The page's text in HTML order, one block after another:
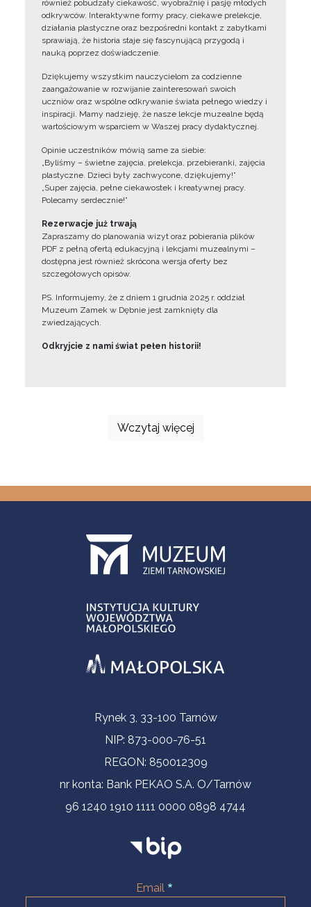
również pobudzały ciekawość, wyobraźnię i pasję młodych
odkrywców. Interaktywne formy pracy, ciekawe prelekcje,
działania plastyczne oraz bezpośredni kontakt z zabytkami
sprawiają, że historia staje się fascynującą przygodą i
nauką poprzez doświadczenie.
Dziękujemy wszystkim nauczycielom za codzienne
zaangażowanie w rozwijanie zainteresowań swoich
uczniów oraz wspólne odkrywanie świata pełnego wiedzy i
inspiracji. Mamy nadzieję, że nasze lekcje muzealne będą
wartościowym wsparciem w Waszej pracy dydaktycznej.
Opinie uczestników mówią same za siebie:
„Byliśmy – świetne zajęcia, prelekcja, przebieranki, zajęcia
plastyczne. Dzieci były zachwycone, dziękujemy!”
„Super zajęcia, pełne ciekawostek i kreatywnej pracy.
Polecamy serdecznie!”
Rezerwacje już trwają
Zapraszamy do planowania wizyt oraz pobierania plików
PDF z pełną ofertą edukacyjną i lekcjami muzealnymi –
dostępna jest również skrócona wersja oferty bez
szczegółowych opisów.
PS. Informujemy, że z dniem 1 grudnia 2025 r. oddział
Muzeum Zamek w Dębnie jest zamknięty dla
zwiedzających.
Odkryjcie z nami świat pełen historii!
Wczytaj więcej
Informacje kontaktoweRynek 3, 33-100 Tarnów
NIP: 873-000-76-51
REGON: 850012309
nr konta: Bank PEKAO S.A. O/Tarnów
96 1240 1910 1111 0000 0898 4744
Email